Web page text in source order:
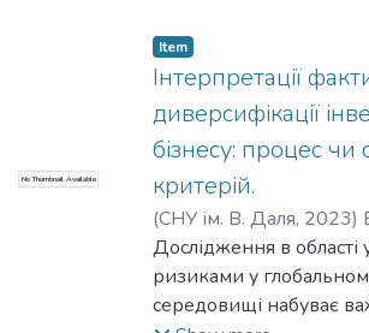
No Thumbnail Available
Item
Інтерпретації
диверсифікації
бізнесу: процес чи
критерій.
(СНУ ім. В. Даля, 2023)
Кривуля, П. В. ;Бурко,
Плєхова, Н. М.
Дослідження в області
ризиками у
середовищі набуває